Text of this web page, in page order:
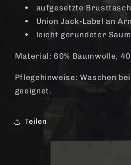
aufgesetzte
Union Jack-Label an
leicht gerundeter Saum
Material: 60% Baumwolle,
Pflegehinweise: Waschen
geeignet.
Teilen